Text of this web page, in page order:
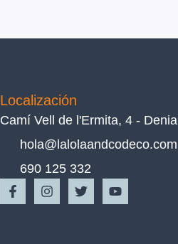
Localización
Camí Vell de l'Ermita, 4 - Denia
hola@lalolaandcodeco.com
690 125 332